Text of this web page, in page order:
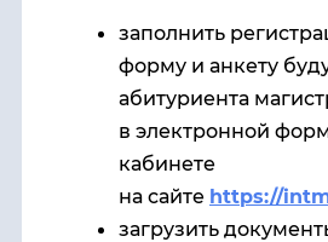
заполнить
форму и анкету
абитуриента
в электронной
кабинете
на сайте https://
загрузить